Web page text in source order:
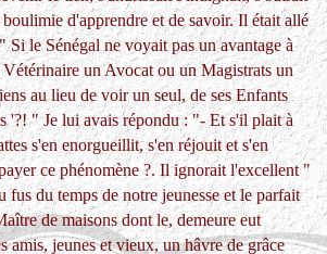
d'apprendre et de savoir. Il était allé
Si le Sénégal ne voyait pas un avantage à
un Avocat ou un Magistrats un
au lieu de voir un seul, de ses Enfants
'?! " Je lui avais répondu : "- Et s'il plait à
s'en enorgueillit, s'en réjouit et s'en
ce phénomène ?. Il ignorait l'excellent "
fus du temps de notre jeunesse et le parfait
de maisons dont le, demeure eut
amis, jeunes et vieux, un hâvre de grâce